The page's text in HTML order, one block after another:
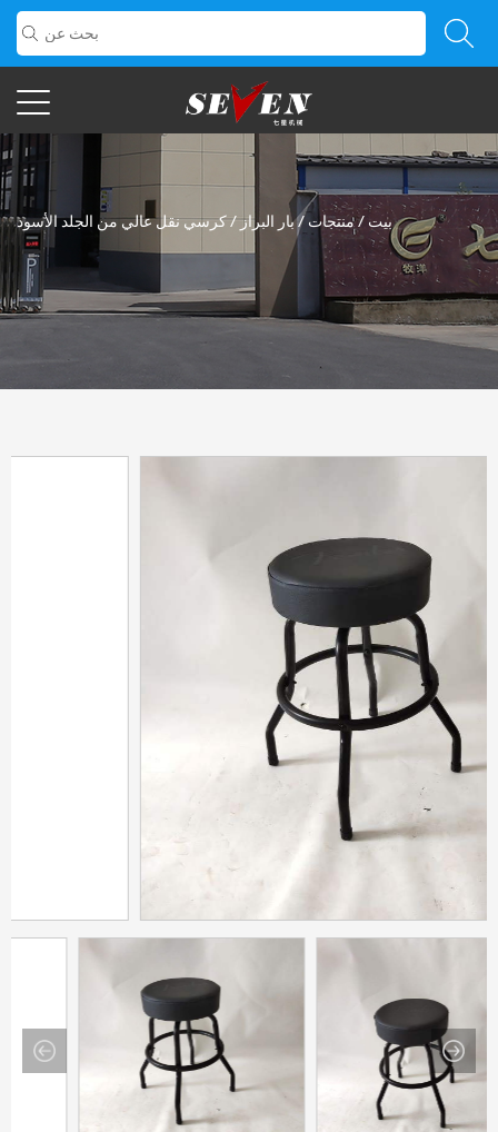
بيت /منتجات /بار البراز/كرسي نقل عالي من الجلد الأسود